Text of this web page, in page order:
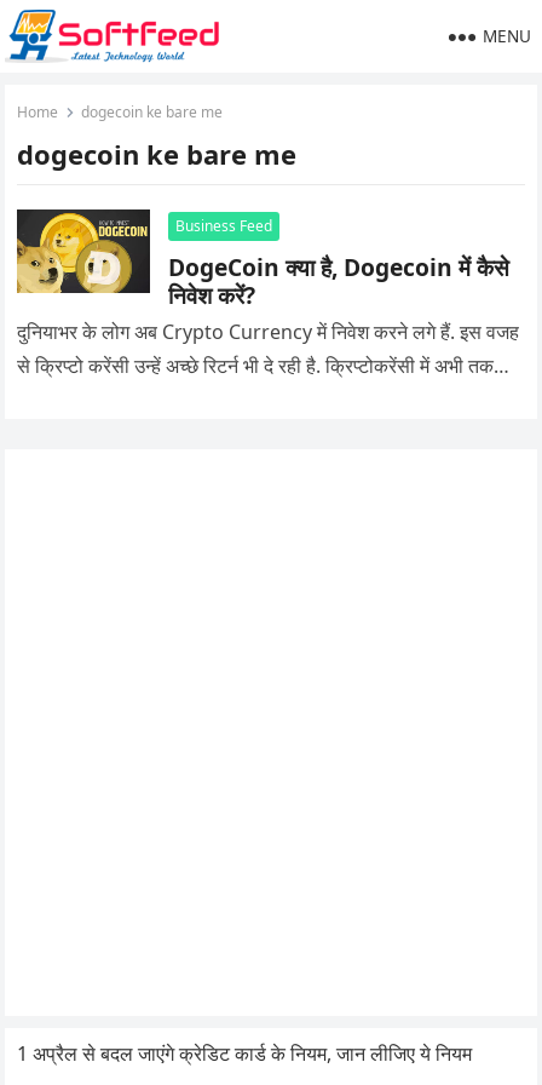
MENU
Home dogecoin ke bare me
dogecoin ke bare me
Business Feed
DogeCoin क्या है, Dogecoin में कैसे
निवेश करें?
दुनियाभर के लोग अब Crypto Currency में निवेश करने लगे हैं. इस वजह
से क्रिप्टो करेंसी उन्हें अच्छे रिटर्न भी दे रही है. क्रिप्टोकरेंसी में अभी तक…
1 अप्रैल से बदल जाएंगे क्रेडिट कार्ड के नियम, जान लीजिए ये नियम